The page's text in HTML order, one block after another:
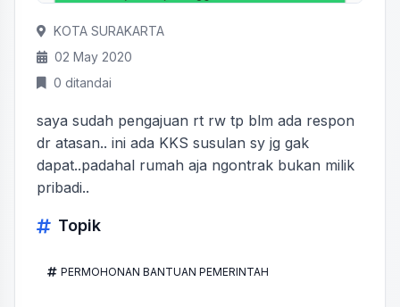
KOTA SURAKARTA
02 May 2020
0 ditandai
saya sudah pengajuan rt rw tp blm ada respon
dr atasan.. ini ada KKS susulan sy jg gak
dapat..padahal rumah aja ngontrak bukan milik
pribadi..
Topik
PERMOHONAN BANTUAN PEMERINTAH